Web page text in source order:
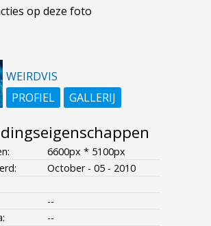
op deze foto
WEIRDVIS
PROFIEL
GALLERIJ
6600px * 5100px
October - 05 - 2010
--
--